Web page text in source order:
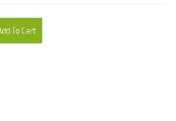
To Cart